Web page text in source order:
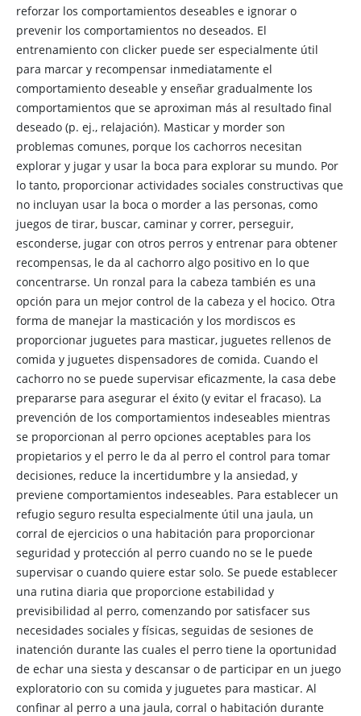
reforzar los comportamientos deseables e ignorar o
prevenir los comportamientos no deseados. El
entrenamiento con clicker puede ser especialmente útil
para marcar y recompensar inmediatamente el
comportamiento deseable y enseñar gradualmente los
comportamientos que se aproximan más al resultado final
deseado (p. ej., relajación). Masticar y morder son
problemas comunes, porque los cachorros necesitan
explorar y jugar y usar la boca para explorar su mundo. Por
lo tanto, proporcionar actividades sociales constructivas que
no incluyan usar la boca o morder a las personas, como
juegos de tirar, buscar, caminar y correr, perseguir,
esconderse, jugar con otros perros y entrenar para obtener
recompensas, le da al cachorro algo positivo en lo que
concentrarse. Un ronzal para la cabeza también es una
opción para un mejor control de la cabeza y el hocico. Otra
forma de manejar la masticación y los mordiscos es
proporcionar juguetes para masticar, juguetes rellenos de
comida y juguetes dispensadores de comida. Cuando el
cachorro no se puede supervisar eficazmente, la casa debe
prepararse para asegurar el éxito (y evitar el fracaso). La
prevención de los comportamientos indeseables mientras
se proporcionan al perro opciones aceptables para los
propietarios y el perro le da al perro el control para tomar
decisiones, reduce la incertidumbre y la ansiedad, y
previene comportamientos indeseables. Para establecer un
refugio seguro resulta especialmente útil una jaula, un
corral de ejercicios o una habitación para proporcionar
seguridad y protección al perro cuando no se le puede
supervisar o cuando quiere estar solo. Se puede establecer
una rutina diaria que proporcione estabilidad y
previsibilidad al perro, comenzando por satisfacer sus
necesidades sociales y físicas, seguidas de sesiones de
inatención durante las cuales el perro tiene la oportunidad
de echar una siesta y descansar o de participar en un juego
exploratorio con su comida y juguetes para masticar. Al
confinar al perro a una jaula, corral o habitación durante